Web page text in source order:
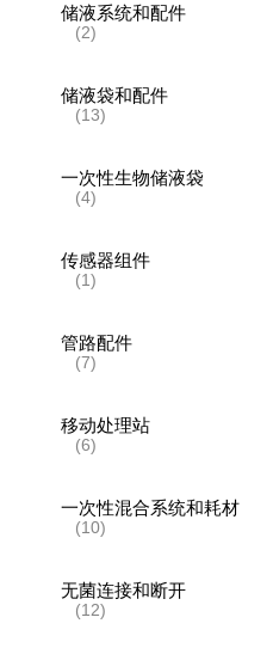
储液系统和配件
(2)
储液袋和配件
(13)
一次性生物储液袋
(4)
传感器组件
(1)
管路配件
(7)
移动处理站
(6)
一次性混合系统和耗材
(10)
无菌连接和断开
(12)